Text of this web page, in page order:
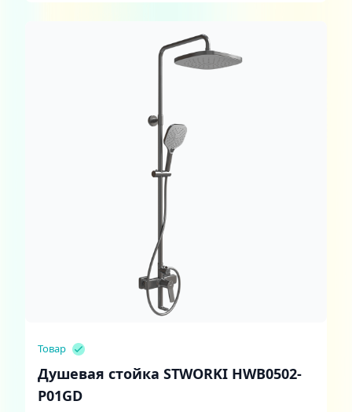
Товар
Душевая стойка STWORKI HWB0502-
P01GD